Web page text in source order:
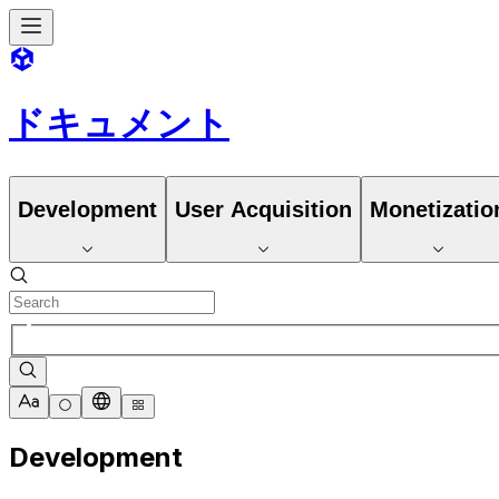
ドキュメント
Development User Acquisition
Development